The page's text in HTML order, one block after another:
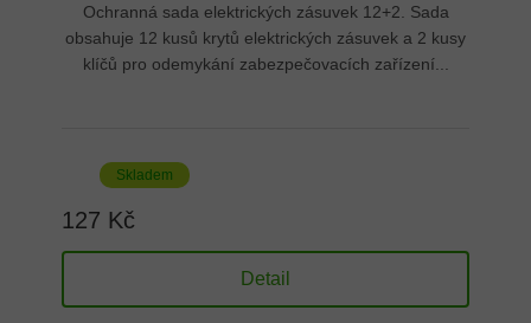
Ochranná sada elektrických zásuvek 12+2. Sada
obsahuje 12 kusů krytů elektrických zásuvek a 2 kusy
klíčů pro odemykání zabezpečovacích zařízení...
Skladem
127 Kč
Detail